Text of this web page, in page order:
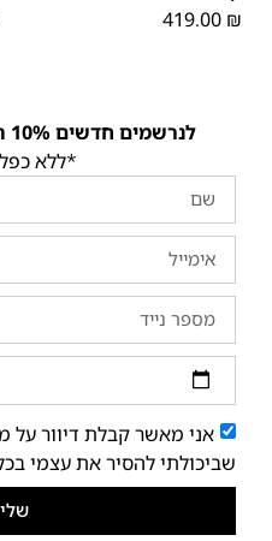
419.00 ₪
לנרשמים חדשים 10% הנחה לקנייה הראשונה!
*ללא
אני מאשר קבלת דיוור על
שביכולתי להסיר את עצמי